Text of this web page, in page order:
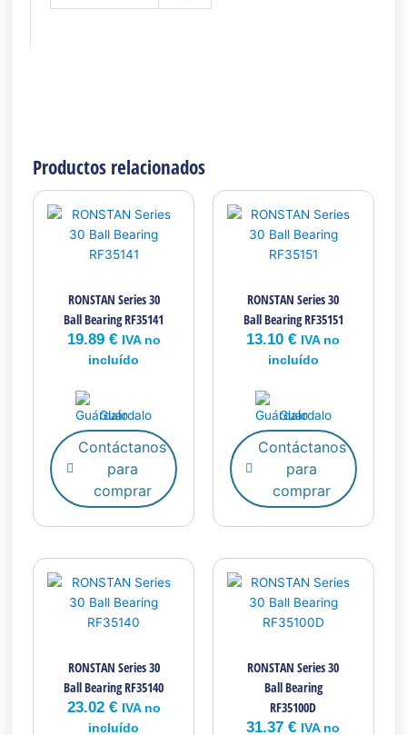
Productos relacionados
RONSTAN Series 30
Ball Bearing RF35141
19.89 €
IVA no
incluído
Guárdalo
Contáctanos
para
comprar
RONSTAN Series 30
Ball Bearing RF35151
13.10€ IVA no
incluído
Guárdalo
Contáctanos
para
comprar
RONSTAN Series 30
Ball Bearing RF35140
23.02 € IVA no
incluído
RONSTAN Series 30
Ball Bearing
RF35100D
31.37€ IVA no